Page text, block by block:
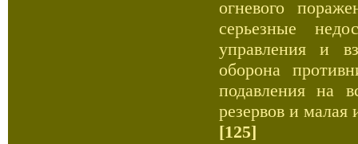
огневого
серьезные
управления и
оборона
подавления на
резервов и
[125]